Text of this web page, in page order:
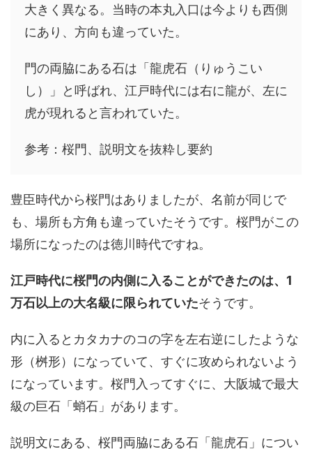
大きく異なる。当時の本丸入口は今よりも西側
にあり、方向も違っていた。
門の両脇にある石は「龍虎石（りゅうこい
し）」と呼ばれ、江戸時代には右に龍が、左に
虎が現れると言われていた。
参考：桜門、説明文を抜粋し要約
豊臣時代から桜門はありましたが、名前が同じで
も、場所も方角も違っていたそうです。桜門がこの
場所になったのは徳川時代ですね。
江戸時代に桜門の内側に入ることができたのは、1
万石以上の大名級に限られていたそうです。
内に入るとカタカナのコの字を左右逆にしたような
形（桝形）になっていて、すぐに攻められないよう
になっています。桜門入ってすぐに、大阪城で最大
級の巨石「蛸石」があります。
説明文にある、桜門両脇にある石「龍虎石」につい